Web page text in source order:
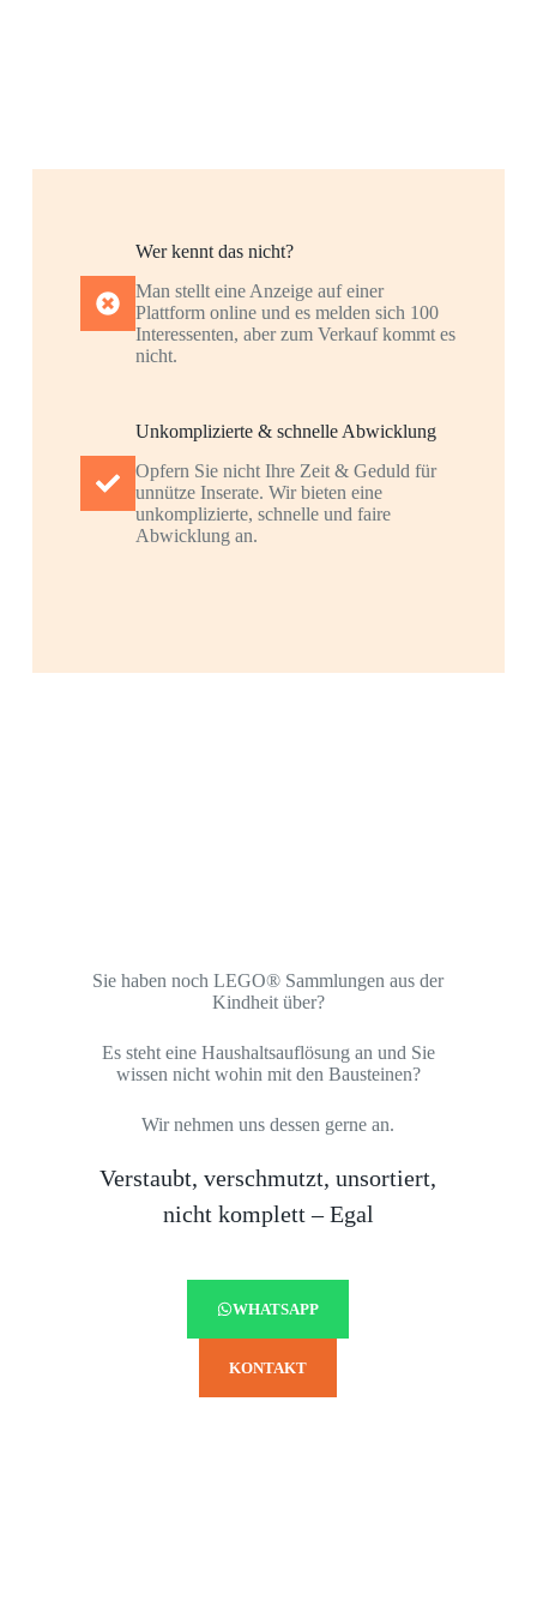
Wer kennt das nicht?
Man stellt eine Anzeige auf einer
Plattform online und es melden sich 100
Interessenten, aber zum Verkauf kommt es
nicht.
Unkomplizierte & schnelle Abwicklung
Opfern Sie nicht Ihre Zeit & Geduld für
unnütze Inserate. Wir bieten eine
unkomplizierte, schnelle und faire
Abwicklung an.
Sie haben noch LEGO® Sammlungen aus der
Kindheit über?
Es steht eine Haushaltsauflösung an und Sie
wissen nicht wohin mit den Bausteinen?
Wir nehmen uns dessen gerne an.
Verstaubt, verschmutzt, unsortiert,
nicht komplett – Egal
WHATSAPP
KONTAKT